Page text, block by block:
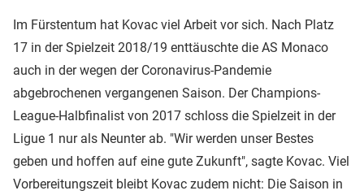
Im Fürstentum hat Kovac viel Arbeit vor sich. Nach Platz
17 in der Spielzeit 2018/19 enttäuschte die AS Monaco
auch in der wegen der Coronavirus-Pandemie
abgebrochenen vergangenen Saison. Der Champions-
League-Halbfinalist von 2017 schloss die Spielzeit in der
Ligue 1 nur als Neunter ab. "Wir werden unser Bestes
geben und hoffen auf eine gute Zukunft", sagte Kovac. Viel
Vorbereitungszeit bleibt Kovac zudem nicht: Die Saison in